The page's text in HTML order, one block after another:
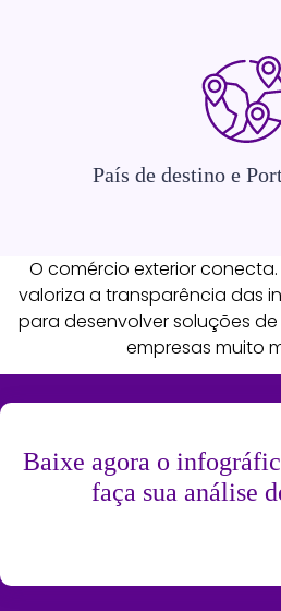
País de destino e
O comércio exterior conecta.
valoriza a transparência das
para desenvolver soluções
empresas muito
Baixe agora o
faça sua análise